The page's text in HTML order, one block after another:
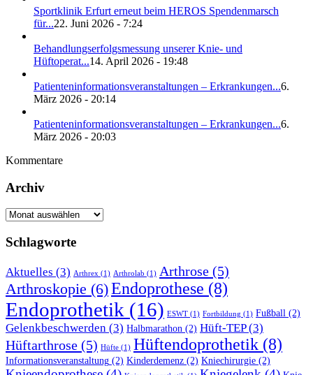
Sportklinik Erfurt erneut beim HEROS Spendenmarsch
für...22. Juni 2026 - 7:24
Behandlungserfolgsmessung unserer Knie- und
Hüftoperat...14. April 2026 - 19:48
Patienteninformationsveranstaltungen – Erkrankungen...6.
März 2026 - 20:14
Patienteninformationsveranstaltungen – Erkrankungen...6.
März 2026 - 20:03
Kommentare
Archiv
Archiv
Schlagworte
Aktuelles (3) Arthrex (1) Arthrolab (1) Arthrose (5)
Arthroskopie (6)Endoprothese (8)
Endoprothetik (16) ESWT (1) Fortbildung (1) Fußball (2)
Gelenkbeschwerden (3) Halbmarathon (2) Hüft-TEP(3)
Hüftarthrose (5) Hüfte (1) Hüftendoprothetik (8)
Informationsveranstaltung (2) Kinderdemenz (2) Kniechirurgie (2)